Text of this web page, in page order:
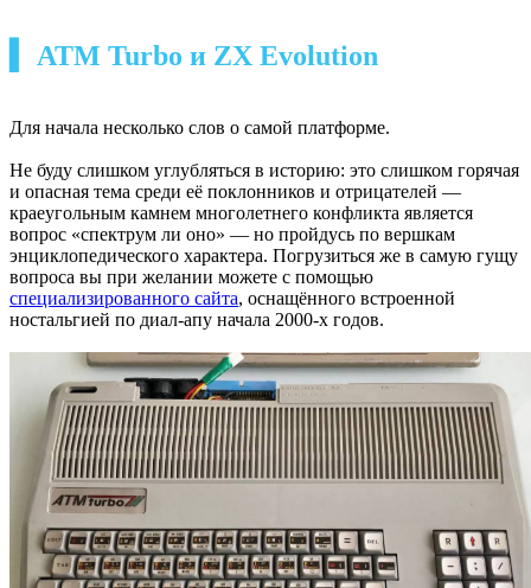
▍ ATM Turbo и ZX Evolution
Для начала несколько слов о самой платформе.
Не буду слишком углубляться в историю: это слишком горячая
и опасная тема среди её поклонников и отрицателей —
краеугольным камнем многолетнего конфликта является
вопрос «спектрум ли оно» — но пройдусь по вершкам
энциклопедического характера. Погрузиться же в самую гущу
вопроса вы при желании можете с помощью
специализированного сайта, оснащённого встроенной
ностальгией по диал-апу начала 2000-х годов.